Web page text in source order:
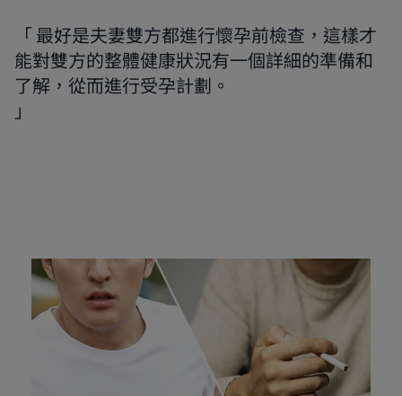
最好是夫妻雙方都進行懷孕前檢查，這樣才
能對雙方的整體健康狀況有一個詳細的準備和
了解，從而進行受孕計劃。